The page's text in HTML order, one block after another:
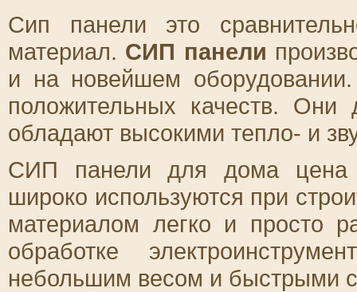
Сип панели это
материал. СИП панели
и на новейшем
положительных качеств. Они
обладают высокими тепло- и
СИП панели для дома цена
широко используются при
материалом легко и просто
обработке
небольшим весом и быстрыми